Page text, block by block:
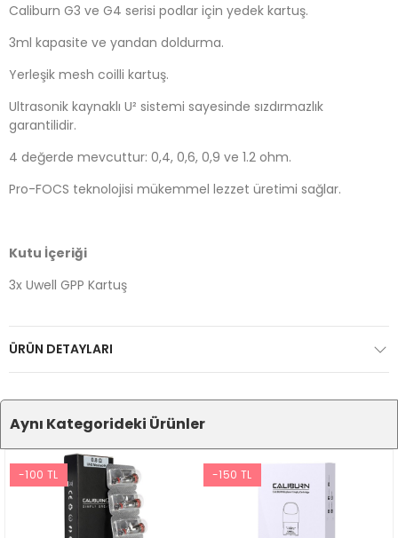
Caliburn G3 ve G4 serisi podlar için yedek kartuş.
3ml kapasite ve yandan doldurma.
Yerleşik mesh coilli kartuş.
Ultrasonik kaynaklı U² sistemi sayesinde sızdırmazlık
garantilidir.
4 değerde mevcuttur: 0,4, 0,6, 0,9 ve 1.2 ohm.
Pro-FOCS teknolojisi mükemmel lezzet üretimi sağlar.
Kutu İçeriği
3x Uwell GPP Kartuş
ÜRÜN DETAYLARI
Aynı Kategorideki Ürünler
-100 TL -150 TL